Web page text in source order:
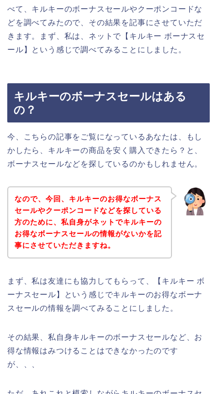
べて、キルキーのボーナスセールやクーポンコードな
どを調べてみたので、その結果を記事にさせていただ
きます。まず、私は、ネットで【キルキー ボーナスセ
ール】という感じで調べてみることにしました。
キルキーのボーナスセールはある
の？
今、こちらの記事をご覧になっているあなたは、もし
かしたら、キルキーの商品を安く購入できたら？と、
ボーナスセールなどを探しているのかもしれません。
なので、今回、キルキーのお得なボーナス
セールやクーポンコードなどを探している
方のために、私自身がネットでキルキーの
お得なボーナスセールの情報がないかを記
事にさせていただきますね。
まず、私は友達にも協力してもらって、【キルキー ボ
ーナスセール】という感じでキルキーのお得なボーナ
スセールの情報を調べてみることにしました。
その結果、私自身キルキーのボーナスセールなど、お
得な情報はみつけることはできなかったのです
が、、、